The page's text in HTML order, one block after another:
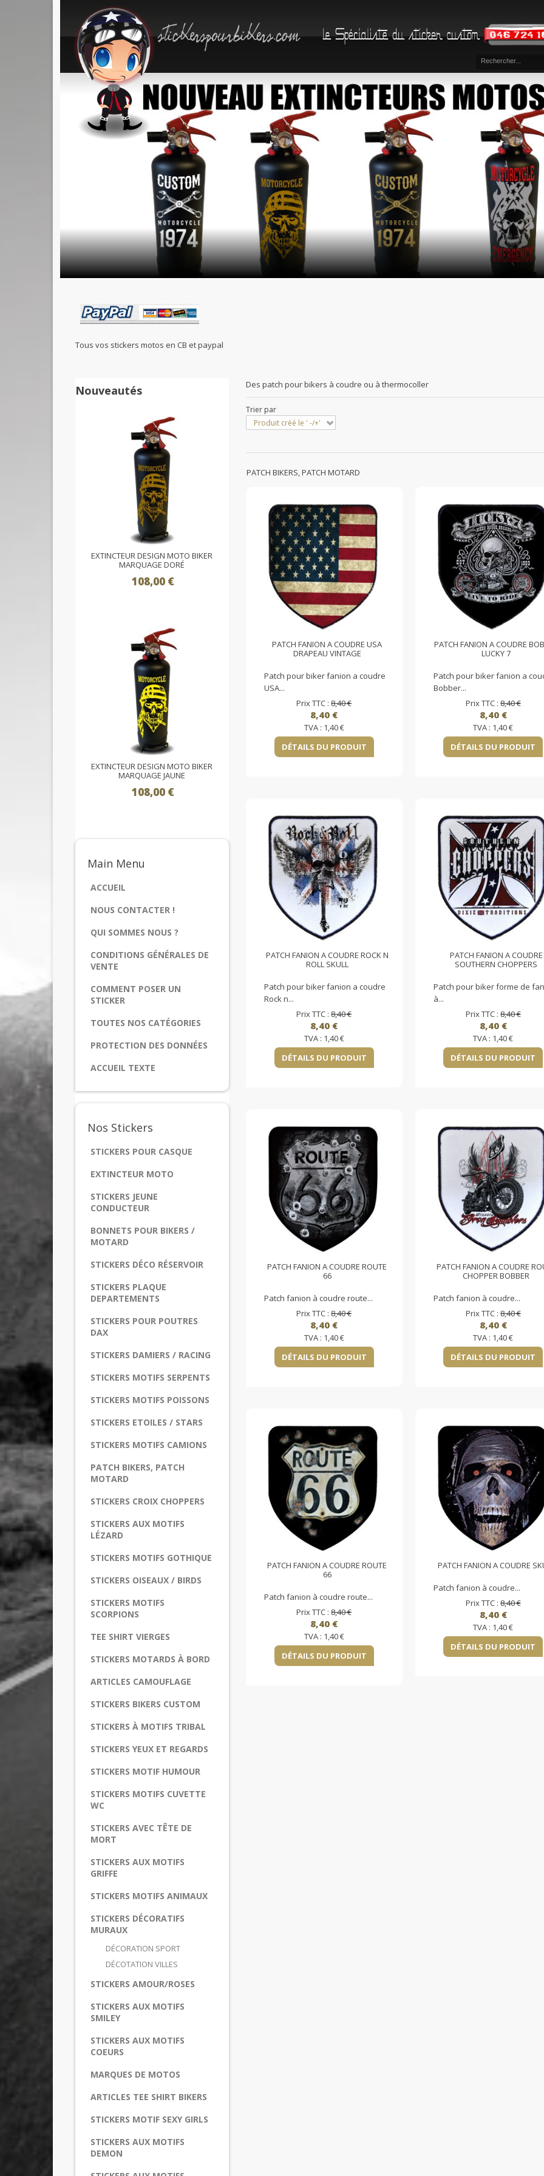
Tous vos stickers motos en CB et paypal
Nouveautés
EXTINCTEUR DESIGN MOTO BIKER
MARQUAGE DORÉ
108,00 €
EXTINCTEUR DESIGN MOTO BIKER
MARQUAGE JAUNE
108,00 €
Main Menu
ACCUEIL
NOUS CONTACTER !
QUI SOMMES NOUS ?
CONDITIONS GÉNÉRALES DE
VENTE
COMMENT POSER UN
STICKER
TOUTES NOS CATÉGORIES
PROTECTION DES DONNÉES
ACCUEIL TEXTE
Nos Stickers
STICKERS POUR CASQUE
EXTINCTEUR MOTO
STICKERS JEUNE
CONDUCTEUR
BONNETS POUR BIKERS /
MOTARD
STICKERS DÉCO RÉSERVOIR
STICKERS PLAQUE
DEPARTEMENTS
STICKERS POUR POUTRES
DAX
STICKERS DAMIERS / RACING
STICKERS MOTIFS SERPENTS
STICKERS MOTIFS POISSONS
STICKERS ETOILES / STARS
STICKERS MOTIFS CAMIONS
PATCH BIKERS, PATCH
MOTARD
STICKERS CROIX CHOPPERS
STICKERS AUX MOTIFS
LÉZARD
STICKERS MOTIFS GOTHIQUE
STICKERS OISEAUX / BIRDS
STICKERS MOTIFS
SCORPIONS
TEE SHIRT VIERGES
STICKERS MOTARDS À BORD
ARTICLES CAMOUFLAGE
STICKERS BIKERS CUSTOM
STICKERS À MOTIFS TRIBAL
STICKERS YEUX ET REGARDS
STICKERS MOTIF HUMOUR
STICKERS MOTIFS CUVETTE
WC
STICKERS AVEC TÊTE DE
MORT
STICKERS AUX MOTIFS
GRIFFE
STICKERS MOTIFS ANIMAUX
STICKERS DÉCORATIFS
MURAUX
DÉCORATION SPORT
DÉCOTATION VILLES
STICKERS AMOUR/ROSES
STICKERS AUX MOTIFS
SMILEY
STICKERS AUX MOTIFS
COEURS
MARQUES DE MOTOS
ARTICLES TEE SHIRT BIKERS
STICKERS MOTIF SEXY GIRLS
STICKERS AUX MOTIFS
DEMON
Des patch pour bikers à coudre ou à thermocoller
Trier par
Produit créé le ' -/+'
PATCH BIKERS, PATCH MOTARD
PATCH FANION A COUDRE USA
DRAPEAU VINTAGE
Patch pour biker fanion a coudre
USA...
Prix TTC :8,40 €
8,40 €
TVA : 1,40 €
DÉTAILS DU PRODUIT
PATCH FANION A COUDRE
LUCKY 7
Patch pour biker fanion a
Bobber...
Prix TTC : 8,40 €
8,40 €
TVA : 1,40 €
DÉTAILS DU PRODUIT
PATCH FANION A COUDRE ROCK N
ROLL SKULL
Patch pour biker fanion a coudre
Rock n...
Prix TTC :8,40 €
8,40 €
TVA : 1,40 €
DÉTAILS DU PRODUIT
PATCH FANION A COUDRE
SOUTHERN CHOPPERS
Patch pour biker forme de
à...
Prix TTC : 8,40 €
8,40 €
TVA : 1,40 €
DÉTAILS DU PRODUIT
PATCH FANION A COUDRE ROUTE
66
Patch fanion à coudre route...
Prix TTC :8,40 €
8,40 €
TVA : 1,40 €
DÉTAILS DU PRODUIT
PATCH FANION A COUDRE
CHOPPER BOBBER
Patch fanion à coudre...
Prix TTC : 8,40 €
8,40 €
TVA : 1,40 €
DÉTAILS DU PRODUIT
PATCH FANION A COUDRE ROUTE
66
Patch fanion à coudre route...
Prix TTC :8,40 €
8,40 €
TVA : 1,40 €
DÉTAILS DU PRODUIT
PATCH FANION A COUDRE
Patch fanion à coudre...
Prix TTC : 8,40 €
8,40 €
TVA : 1,40 €
DÉTAILS DU PRODUIT